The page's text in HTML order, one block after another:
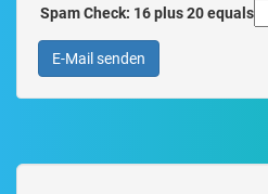
Spam Check: 16 plus 20 equals
E-Mail senden